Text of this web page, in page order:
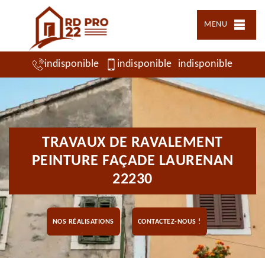
MENU
indisponible indisponible indisponible
TRAVAUX DE RAVALEMENT
PEINTURE FAÇADE LAURENAN
22230
NOS RÉALISATIONS CONTACTEZ-NOUS !